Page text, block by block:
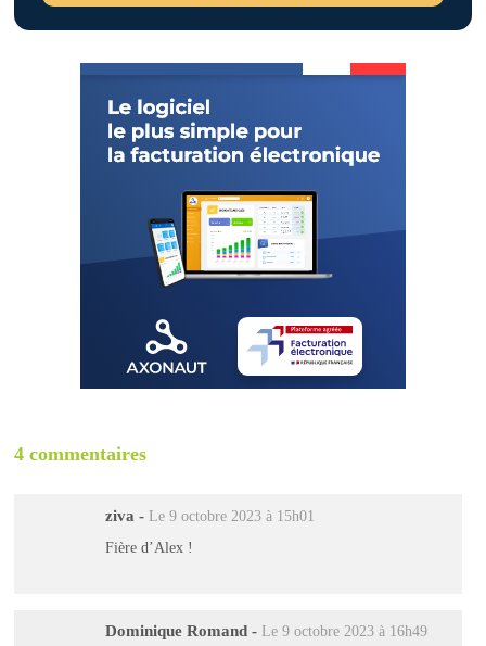
4 commentaires
ziva - Le 9 octobre 2023 à 15h01
Fière d’Alex !
Dominique Romand - Le 9 octobre 2023 à 16h49